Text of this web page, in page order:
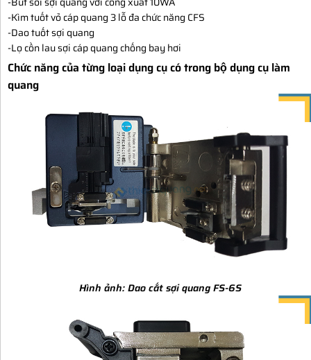
-Kìm tuốt vỏ cáp quang 3 lỗ đa chức năng CFS
-Dao tuốt sợi quang
-Lọ cồn lau sợi cáp quang chống bay hơi
Chức năng của từng loại dụng cụ có trong bộ dụng cụ làm
quang
Hình ảnh:Dao cắt sợi quang FS-6S